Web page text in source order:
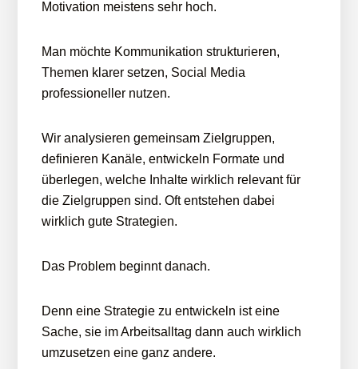
Motivation meistens sehr hoch.
Man möchte Kommunikation strukturieren,
Themen klarer setzen, Social Media
professioneller nutzen.
Wir analysieren gemeinsam Zielgruppen,
definieren Kanäle, entwickeln Formate und
überlegen, welche Inhalte wirklich relevant für
die Zielgruppen sind. Oft entstehen dabei
wirklich gute Strategien.
Das Problem beginnt danach.
Denn eine Strategie zu entwickeln ist eine
Sache, sie im Arbeitsalltag dann auch wirklich
umzusetzen eine ganz andere.